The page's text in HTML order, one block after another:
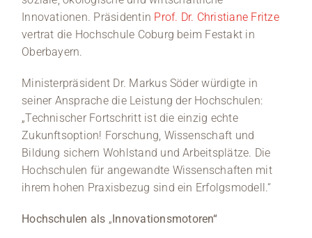
Innovationen. Präsidentin Prof. Dr. Christiane Fritze
vertrat die Hochschule Coburg beim Festakt in
Oberbayern.
Ministerpräsident Dr. Markus Söder würdigte in
seiner Ansprache die Leistung der Hochschulen:
„Technischer Fortschritt ist die einzig echte
Zukunftsoption! Forschung, Wissenschaft und
Bildung sichern Wohlstand und Arbeitsplätze. Die
Hochschulen für angewandte Wissenschaften mit
ihrem hohen Praxisbezug sind ein Erfolgsmodell.“
Hochschulen als „ Innovationsmotoren“